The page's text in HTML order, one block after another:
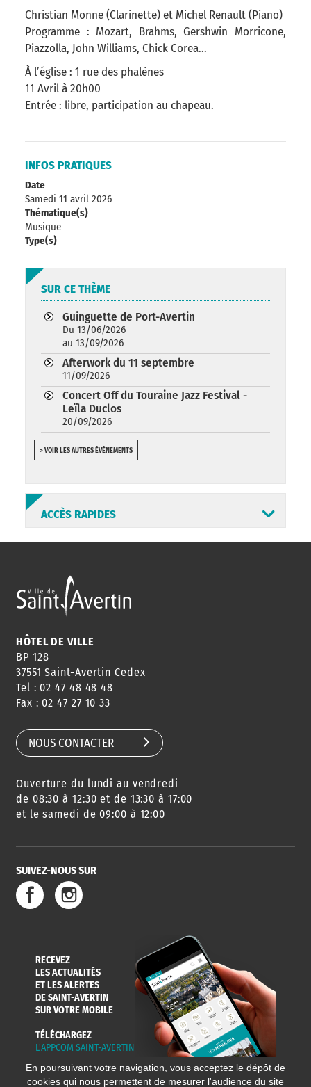
Christian Monne (Clarinette) et Michel Renault (Piano)
Programme : Mozart, Brahms, Gershwin Morricone,
Piazzolla, John Williams, Chick Corea...
À l’église : 1 rue des phalènes
11 Avril à 20h00
Entrée : libre, participation au chapeau.
INFOS PRATIQUES
Date
Samedi 11 avril 2026
Thématique(s)
Musique
Type(s)
SUR CE THÈME
Guinguette de Port-Avertin
Du 13/06/2026
au 13/09/2026
Afterwork du 11 septembre
11/09/2026
Concert Off du Touraine Jazz Festival -
Leïla Duclos
20/09/2026
> VOIR LES AUTRES ÉVÉNEMENTS
ACCÈS RAPIDES
ANNUAIRE
HORAIRES
CONSEILS
DE QUARTIER
AGENDA
DES SORTIES
URBANISME
SERVICE
DE L'EAU
HÔTEL DE VILLE
BP 128
37551 Saint-Avertin Cedex
Tel : 02 47 48 48 48
Fax : 02 47 27 10 33
NOUS CONTACTER
Ouverture du lundi au vendredi
de 08:30 à 12:30 et de 13:30 à 17:00
et le samedi de 09:00 à 12:00
SUIVEZ-NOUS SUR
RECEVEZ
LES ACTUALITÉS
ET LES ALERTES
DE SAINT-AVERTIN
SUR VOTRE MOBILE
TÉLÉCHARGEZ
L'APPCOM SAINT-AVERTIN
En poursuivant votre navigation, vous acceptez le dépôt de
cookies qui nous permettent de mesurer l'audience du site